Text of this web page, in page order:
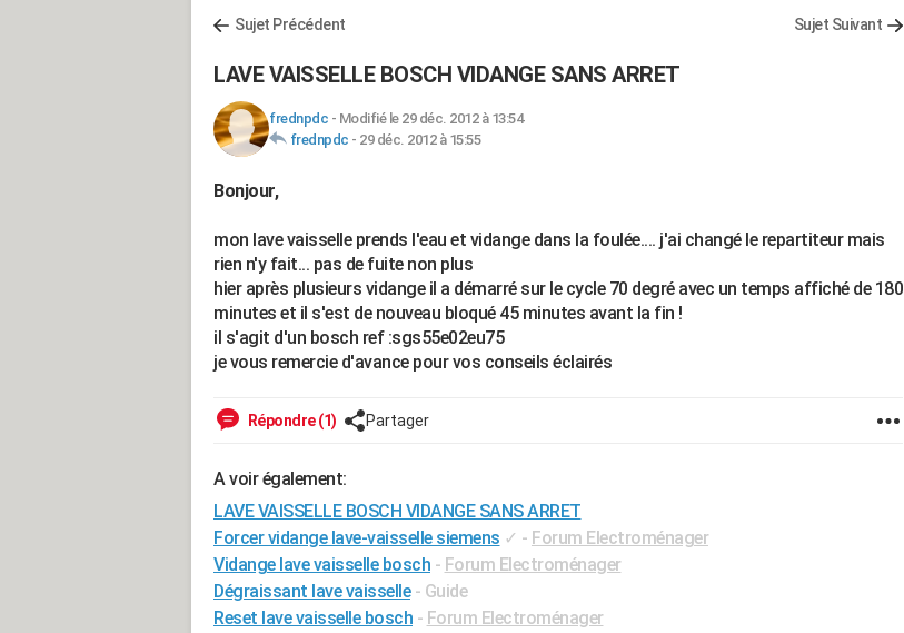
Sujet Précédent Sujet Suivant
LAVE VAISSELLE BOSCH VIDANGE SANS ARRET
frednpdc - Modifié le 29 déc. 2012 à 13:54
frednpdc - 29 déc. 2012 à 15:55
Bonjour,
mon lave vaisselle prends l'eau et vidange dans la foulée.... j'ai changé le repartiteur mais
rien n'y fait... pas de fuite non plus
hier après plusieurs vidange il a démarré sur le cycle 70 degré avec un temps affiché de 180
minutes et il s'est de nouveau bloqué 45 minutes avant la fin !
il s'agit d'un bosch ref :sgs55e02eu75
je vous remercie d'avance pour vos conseils éclairés
Répondre (1) Partager
A voir également:
LAVE VAISSELLE BOSCH VIDANGE SANS ARRET
Forcer vidange lave-vaisselle siemens ✓ - Forum Electroménager
Vidange lave vaisselle bosch - Forum Electroménager
Dégraissant lave vaisselle - Guide
Reset lave vaisselle bosch - Forum Electroménager